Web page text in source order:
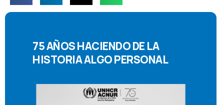
75 AÑOS HACIENDO DE LA
HISTORIA ALGO PERSONAL